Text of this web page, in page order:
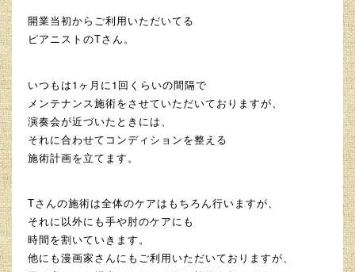
開業当初からご利用いただいてる
ピアニストのTさん。
いつもは1ヶ月に1回くらいの間隔で
メンテナンス施術をさせていただいておりますが、
演奏会が近づいたときには、
それに合わせてコンディションを整える
施術計画を立てます。
Tさんの施術は全体のケアはもちろん行いますが、
それに以外にも手や肘のケアにも
時間を割いていきます。
他にも漫画家さんにもご利用いただいておりますが、